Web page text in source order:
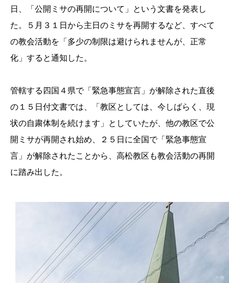
日、「公開ミサの再開について」という文書を発表し
た。５月３１日から主日のミサを再開するなど、すべて
の教会活動を「多少の制限は避けられませんが、正常
化」すると通知した。
管轄する四国４県で「緊急事態宣言」が解除された直後
の１５日付文書では、「教区としては、今しばらく、現
状の自粛体制を続けます」としていたが、他の教区で公
開ミサが再開され始め、２５日に全国で「緊急事態宣
言」が解除されたことから、高松教区も教会活動の再開
に踏み出した。